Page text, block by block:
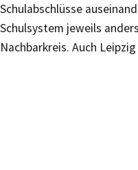
Schulabschlüsse
Schulsystem jeweils
Nachbarkreis. Auch